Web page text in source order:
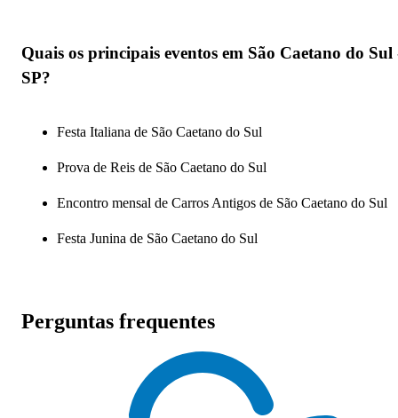
Quais os principais eventos em São Caetano do Sul
SP?
Festa Italiana de São Caetano do Sul
Prova de Reis de São Caetano do Sul
Encontro mensal de Carros Antigos de São Caetano do Sul
Festa Junina de São Caetano do Sul
Perguntas frequentes